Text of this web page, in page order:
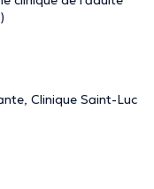
Clinique Saint-Luc